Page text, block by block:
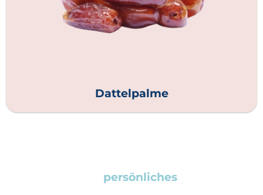
Dattelpalme
persönlichesAngebot an